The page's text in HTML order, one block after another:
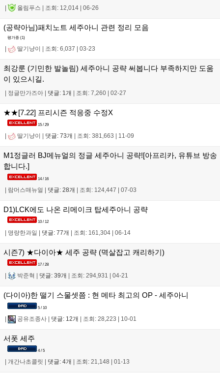
| 올림푸스 | 조회: 12,014 | 06-26
(공략아님)패치노트 세주아니 관련 정리 모음
평가중 (1)
딸기냥이 조회: 6,037 03-23
최강룬 (기민한 발놀림) 세주아니 공략 써봅니다 부족하지만 도움
이 있으시길.
정글만가즈아 댓글: 1개 조회: 7,260 02-27
★★[7.22] 프리시즌 적응중 수정X
15 / 29
딸기냥이 댓글: 73개 조회: 381,663 11-09
M1정글러 BJ메뉴얼의 정글 세주아니 공략![아프리카, 유튜브 방송
합니다.]
14 / 16
| 람머스매뉴얼 | 댓글: 28개 | 조회: 124,447 | 07-03
D1)LCK에도 나온 리메이크 탑세주아니 공략
10 / 12
명량한과일 댓글: 77개 조회: 161,304 06-14
시즌7) ★다이아★ 세주 공략 (멱살잡고 캐리하기)
17 / 28
박준혁 댓글: 39개 조회: 294,931 04-21
(다이아)한 떨기 스물셋쯤 : 현 메타 최고의 OP - 세주아니
5 / 10
| 공유조종사 | 댓글: 12개 | 조회: 28,223 | 10-01
서폿 세주
4 / 5
개간나초콜릿 댓글: 4개 조회: 21,148 01-13